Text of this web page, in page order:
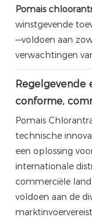
Pomais
winstgevende
—voldoen aan
verwachtingen
Regelgevende
conforme,
Pomais
technische
een oplossing
internationale
commerciële
voldoen aan de